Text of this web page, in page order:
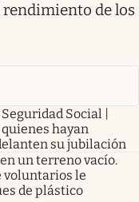
rendimiento de los
Social |
hayan
su jubilación
un terreno vacío.
voluntarios le
de plástico